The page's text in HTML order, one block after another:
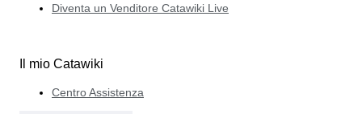
Diventa un Venditore Catawiki Live
Il mio Catawiki
Centro Assistenza